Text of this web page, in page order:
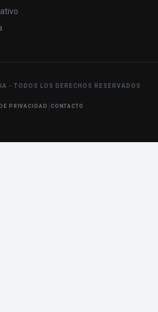
- TODOS LOS DERECHOS RESERVADOS
PRIVACIDAD | CONTACTO